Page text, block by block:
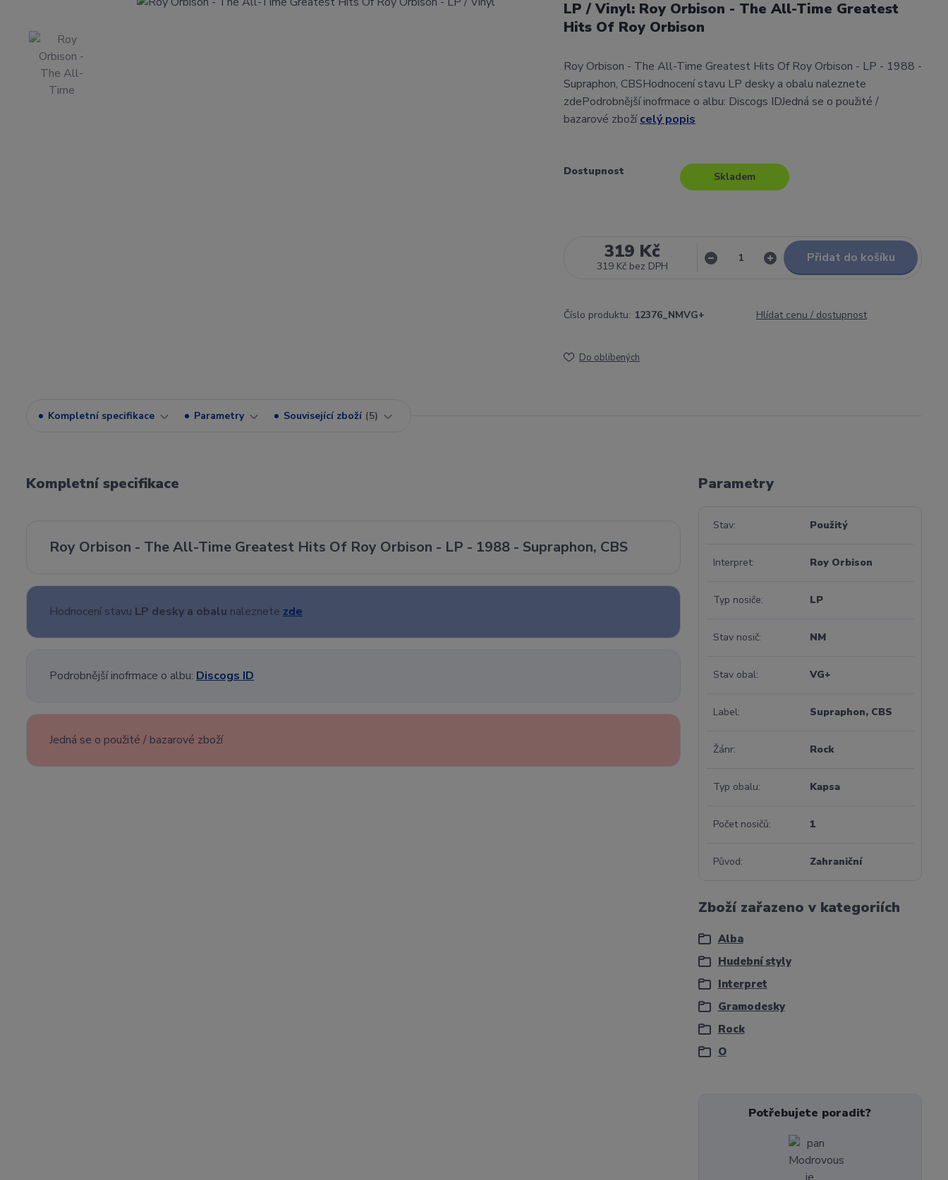
LP / Vinyl: Roy Orbison - The All-Time Greatest
Hits Of Roy Orbison
Roy Orbison - The All-Time Greatest Hits Of Roy Orbison - LP - 1988 -
Supraphon, CBSHodnocení stavu LP desky a obalu naleznete
zdePodrobnější inofrmace o albu: Discogs IDJedná se o použité /
bazarové zbožícelý popis
Dostupnost Skladem
319 Kč
319 Kč bez DPH
Přidat do košíku
Číslo produktu: 12376_NMVG+ Hlídat cenu / dostupnost
Do oblíbených
Kompletní specifikace Parametry Související zboží 5
Kompletní specifikace
Roy Orbison - The All-Time Greatest Hits Of Roy Orbison - LP - 1988 - Supraphon, CBS
Hodnocení stavu LP desky a obalu naleznete zde
Podrobnější inofrmace o albu: Discogs ID
Jedná se o použité / bazarové zboží
Parametry
Stav Použitý
Interpret Roy Orbison
Typ nosiče LP
Stav nosič NM
Stav obal VG+
Label Supraphon, CBS
Žánr Rock
Typ obalu Kapsa
Počet nosičů 1
Původ Zahraniční
Zboží zařazeno v kategoriích
Alba
Hudební styly
Interpret
Gramodesky
Rock
O
Potřebujete poradit?